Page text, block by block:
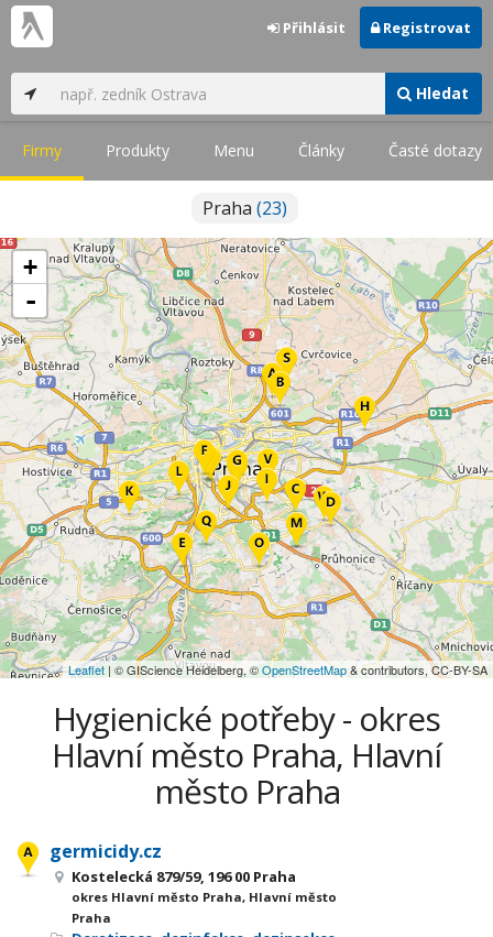
Hledat
Přihlásit Registrovat
Firmy Produkty Menu Články Časté dotazy
Praha (23)
+
-
Leaflet | © GIScience Heidelberg, ©OpenStreetMap& contributors, CC-BY-SA
Hygienické potřeby - okres
Hlavní město Praha, Hlavní
město Praha
germicidy.cz
Kostelecká 879/59, 196 00 Praha
okres Hlavní město Praha, Hlavní město
Praha